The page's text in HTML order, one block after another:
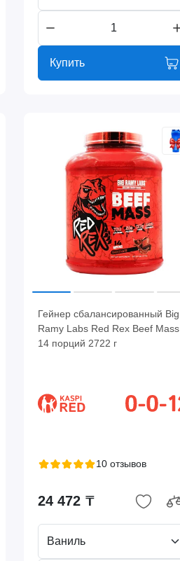
Купить
Гейнер сбалансированный Big
Ramy Labs Red Rex Beef Mass
14 порций 2722 г
10 отзывов
24 472 ₸
Ваниль